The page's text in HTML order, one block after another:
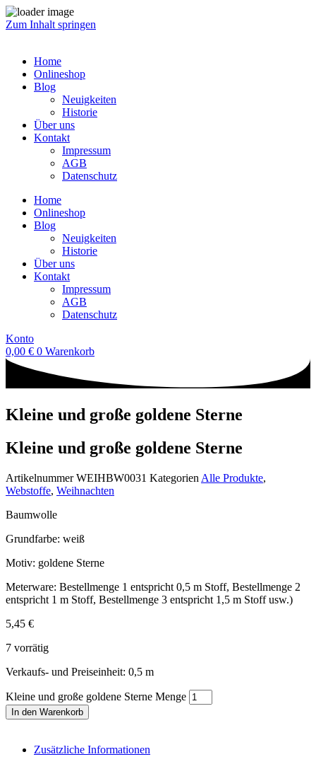
Zum Inhalt springen
Home
Onlineshop
Blog
Neuigkeiten
Historie
Über uns
Kontakt
Impressum
AGB
Datenschutz
Home
Onlineshop
Blog
Neuigkeiten
Historie
Über uns
Kontakt
Impressum
AGB
Datenschutz
Konto
0,00 € 0 Warenkorb
Kleine und große goldene Sterne
Kleine und große goldene Sterne
ArtikelnummerWEIHBW0031 Kategorien Alle Produkte,
Webstoffe, Weihnachten
Baumwolle
Grundfarbe: weiß
Motiv: goldene Sterne
Meterware: Bestellmenge 1 entspricht 0,5 m Stoff, Bestellmenge 2
entspricht 1 m Stoff, Bestellmenge 3 entspricht 1,5 m Stoff usw.)
5,45 €
7 vorrätig
Verkaufs- und Preiseinheit: 0,5 m
Kleine und große goldene Sterne Menge
In den Warenkorb
Zusätzliche Informationen